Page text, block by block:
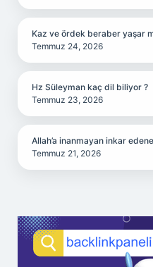
Kaz ve ördek beraber yaşar
Temmuz 24, 2026
Hz Süleyman kaç dil biliyor ?
Temmuz 23, 2026
Allah’a inanmayan inkar
Temmuz 21, 2026